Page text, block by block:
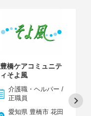
豊橋ケアコミュニテ
ィそよ風
介護職・ヘルパー /
正職員
愛知県 豊橋市 花田